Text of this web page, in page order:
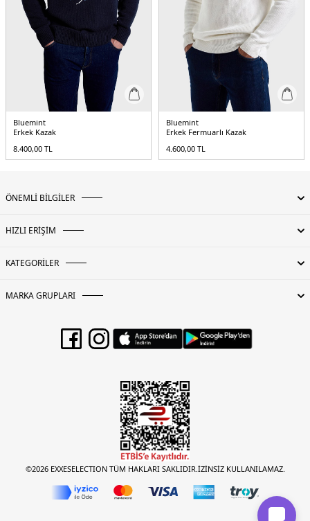
Bluemint
Erkek Kazak
8.400,00 TL
Bluemint
Erkek Fermuarlı Kazak
4.600,00 TL
ÖNEMLİ BİLGİLER
HIZLI ERİŞİM
KATEGORİLER
MARKA GRUPLARI
©2026 EXXESELECTION TÜM HAKLARI SAKLIDIR.İZİNSİZ KULLANILAMAZ.